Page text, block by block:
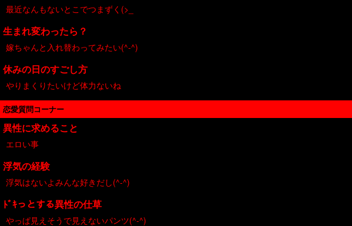
最近なんもないとこでつまずく(>_
生まれ変わったら？
嫁ちゃんと入れ替わってみたい(^-^)
休みの日のすごし方
やりまくりたいけど体力ないね
恋愛質問コーナー
異性に求めること
エロい事
浮気の経験
浮気はないよみんな好きだし(^-^)
ﾄﾞｷっとする異性の仕草
やっぱ見えそうで見えないパンツ(^-^)